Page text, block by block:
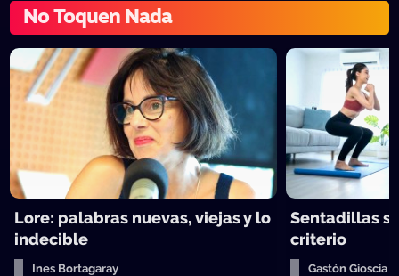
No Toquen Nada
Lore: palabras nuevas, viejas y lo
indecible
Ines Bortagaray
Sentadillas
criterio
Gastón Gioscia